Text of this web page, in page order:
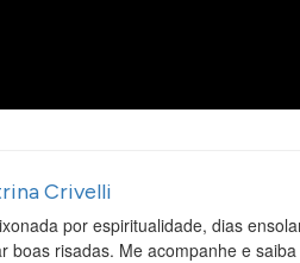
Crivelli
por espiritualidade, dias
boas risadas. Me acompanhe e